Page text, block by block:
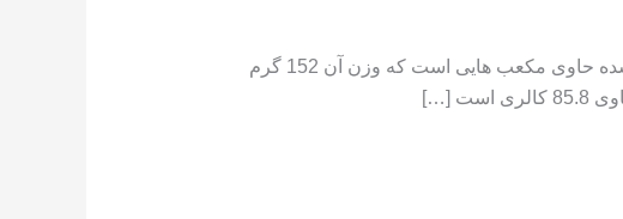
تعداد کالری موجود در هندوانه هندوانه دارای کالری کم است ،[١] در جایی که یک فنجان هندوانه خرد شده حاوی مکعب هایی است که وزن آن 152 گرم